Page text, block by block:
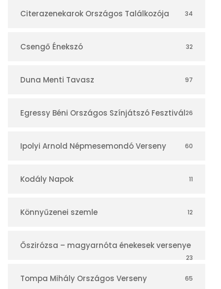
á
r
Citerazenekarok Országos Találkozója 34
Csengő Énekszó 32
Duna Menti Tavasz 97
Egressy Béni Országos Színjátszó Fesztivál26
Ipolyi Arnold Népmesemondó Verseny 60
Kodály Napok 11
Könnyűzenei szemle 12
Őszirózsa – magyarnóta énekesek versenye
23
Tompa Mihály Országos Verseny 65